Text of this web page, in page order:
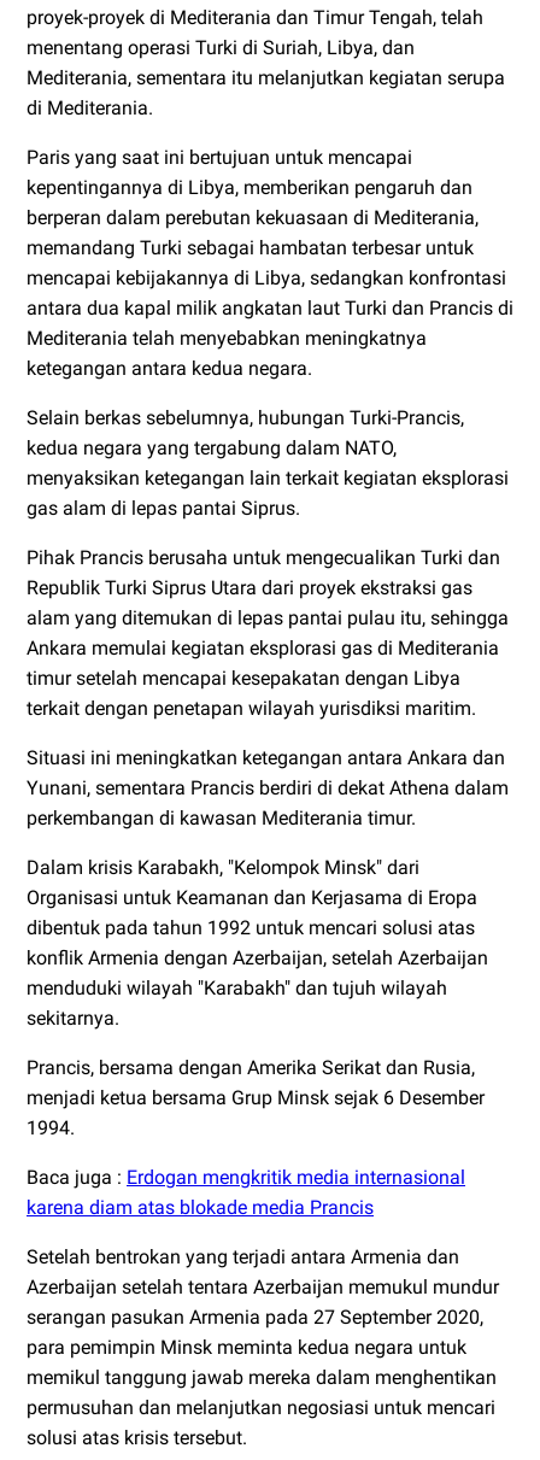
proyek-proyek di Mediterania dan Timur Tengah, telah
menentang operasi Turki di Suriah, Libya, dan
Mediterania, sementara itu melanjutkan kegiatan serupa
di Mediterania.
Paris yang saat ini bertujuan untuk mencapai
kepentingannya di Libya, memberikan pengaruh dan
berperan dalam perebutan kekuasaan di Mediterania,
memandang Turki sebagai hambatan terbesar untuk
mencapai kebijakannya di Libya, sedangkan konfrontasi
antara dua kapal milik angkatan laut Turki dan Prancis di
Mediterania telah menyebabkan meningkatnya
ketegangan antara kedua negara.
Selain berkas sebelumnya, hubungan Turki-Prancis,
kedua negara yang tergabung dalam NATO,
menyaksikan ketegangan lain terkait kegiatan eksplorasi
gas alam di lepas pantai Siprus.
Pihak Prancis berusaha untuk mengecualikan Turki dan
Republik Turki Siprus Utara dari proyek ekstraksi gas
alam yang ditemukan di lepas pantai pulau itu, sehingga
Ankara memulai kegiatan eksplorasi gas di Mediterania
timur setelah mencapai kesepakatan dengan Libya
terkait dengan penetapan wilayah yurisdiksi maritim.
Situasi ini meningkatkan ketegangan antara Ankara dan
Yunani, sementara Prancis berdiri di dekat Athena dalam
perkembangan di kawasan Mediterania timur.
Dalam krisis Karabakh, "Kelompok Minsk" dari
Organisasi untuk Keamanan dan Kerjasama di Eropa
dibentuk pada tahun 1992 untuk mencari solusi atas
konflik Armenia dengan Azerbaijan, setelah Azerbaijan
menduduki wilayah "Karabakh" dan tujuh wilayah
sekitarnya.
Prancis, bersama dengan Amerika Serikat dan Rusia,
menjadi ketua bersama Grup Minsk sejak 6 Desember
1994.
Baca juga : Erdogan mengkritik media internasional
karena diam atas blokade media Prancis
Setelah bentrokan yang terjadi antara Armenia dan
Azerbaijan setelah tentara Azerbaijan memukul mundur
serangan pasukan Armenia pada 27 September 2020,
para pemimpin Minsk meminta kedua negara untuk
memikul tanggung jawab mereka dalam menghentikan
permusuhan dan melanjutkan negosiasi untuk mencari
solusi atas krisis tersebut.